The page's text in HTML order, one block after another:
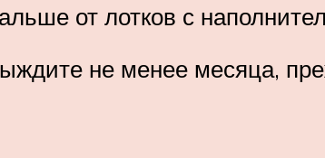
от лотков с
не менее месяца,